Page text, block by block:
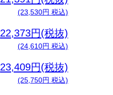
(23,530円 税込)
22,373円(税抜)
(24,610円 税込)
23,409円(税抜)
(25,750円 税込)